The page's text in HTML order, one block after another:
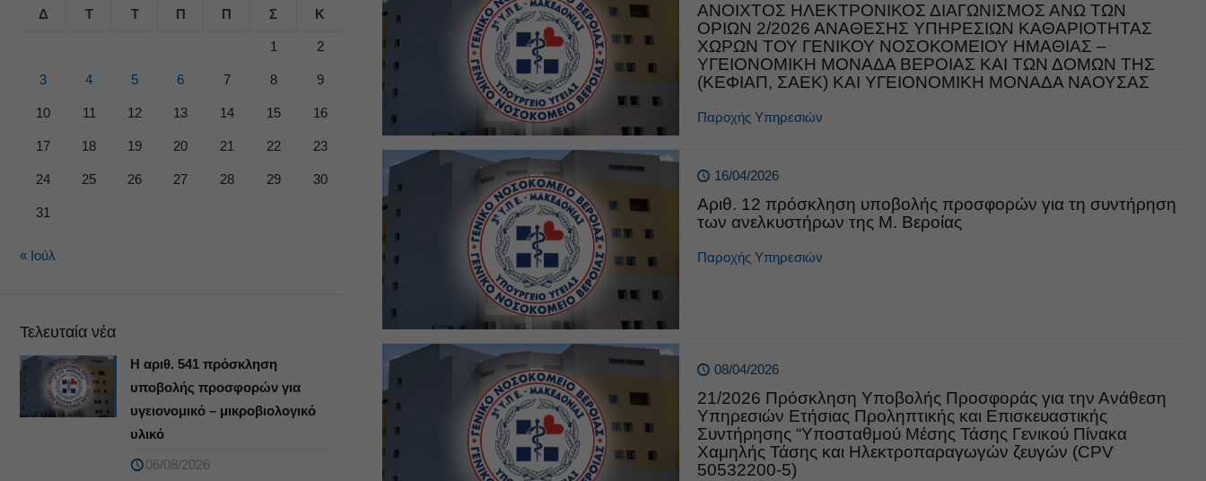
ΑΝΟΙΧΤΟΣ ΗΛΕΚΤΡΟΝΙΚΟΣ ΔΙΑΓΩΝΙΣΜΟΣ ΑΝΩ ΤΩΝ
ΟΡΙΩΝ 2/2026 ΑΝΑΘΕΣΗΣ ΥΠΗΡΕΣΙΩΝ ΚΑΘΑΡΙΟΤΗΤΑΣ
ΧΩΡΩΝ ΤΟΥ ΓΕΝΙΚΟΥ ΝΟΣΟΚΟΜΕΙΟΥ ΗΜΑΘΙΑΣ –
ΥΓΕΙΟΝΟΜΙΚΗ ΜΟΝΑΔΑ ΒΕΡΟΙΑΣ ΚΑΙ ΤΩΝ ΔΟΜΩΝ ΤΗΣ
(ΚΕΦΙΑΠ, ΣΑΕΚ) ΚΑΙ ΥΓΕΙΟΝΟΜΙΚΗ ΜΟΝΑΔΑ ΝΑΟΥΣΑΣ
Παροχής Υπηρεσιών
16/04/2026
Αριθ. 12 πρόσκληση υποβολής προσφορών για τη συντήρηση
των ανελκυστήρων της Μ. Βεροίας
Παροχής Υπηρεσιών
08/04/2026
21/2026 Πρόσκληση Υποβολής Προσφοράς για την Ανάθεση
Υπηρεσιών Ετήσιας Προληπτικής και Επισκευαστικής
Συντήρησης “Υποσταθμού Μέσης Τάσης Γενικού Πίνακα
Χαμηλής Τάσης και Ηλεκτροπαραγωγών ζευγών (CPV
50532200-5)
Δ Τ Τ Π Π Σ Κ
1 2
3 4 5 6 7 8 9
10 11 12 13 14 15 16
17 18 19 20 21 22 23
24 25 26 27 28 29 30
31
« Ιούλ
Τελευταία νέα
Η αριθ. 541 πρόσκληση
υποβολής προσφορών για
υγειονομικό – μικροβιολογικό
υλικό
06/08/2026